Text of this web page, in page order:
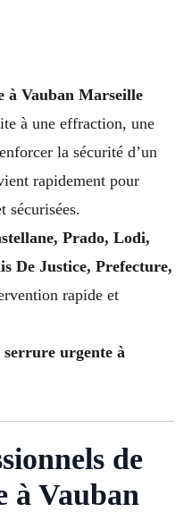
à Vauban Marseille
à une effraction, une
la sécurité d’un
rapidement pour
sécurisées.
Prado, Lodi,
De Justice, Prefecture,
rapide et
serrure urgente à
de
à Vauban